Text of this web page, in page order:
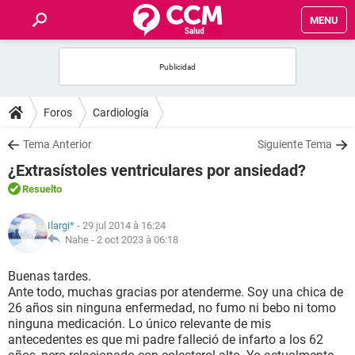
MENU
FORUMS
SALUD
FAMILIA
NUTRICIÓN
SEXUALIDAD
GLOSARIO
Foros Cardiología
Tema Anterior Siguiente Tema
¿Extrasístoles ventriculares por ansiedad?
Resuelto
Ilargi* - 29 jul 2014 à 16:24
Nahe - 2 oct 2023 à 06:18
Buenas tardes.
Ante todo, muchas gracias por atenderme. Soy una chica de
26 años sin ninguna enfermedad, no fumo ni bebo ni tomo
ninguna medicación. Lo único relevante de mis
antecedentes es que mi padre falleció de infarto a los 62